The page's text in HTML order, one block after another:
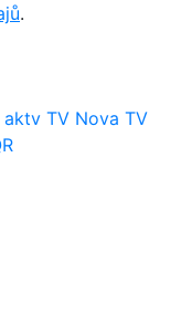
.
aktv TV Nova TV